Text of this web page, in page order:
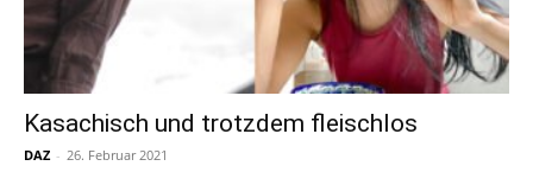
Kasachisch und trotzdem fleischlos
DAZ - 26. Februar 2021